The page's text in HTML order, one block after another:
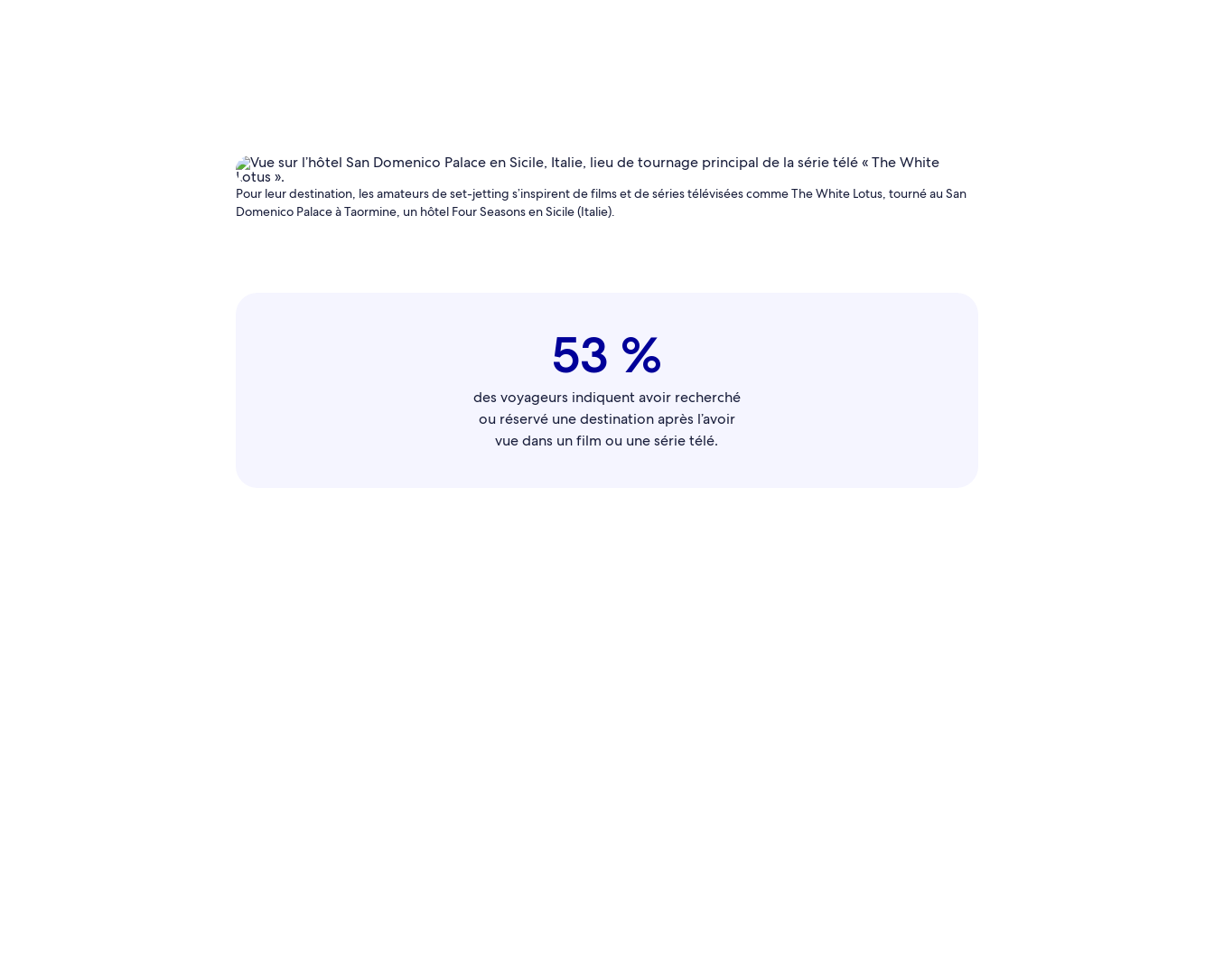
Pour leur destination, les amateurs de set-jetting s’inspirent de films et de séries télévisées comme The White Lotus, tourné au San
Domenico Palace à Taormine, un hôtel Four Seasons en Sicile (Italie).
53 %
des voyageurs indiquent avoir recherché
ou réservé une destination après l’avoir
vue dans un film ou une série télé.